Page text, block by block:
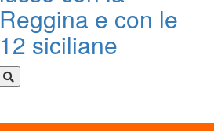
Reggina e con le
12 siciliane